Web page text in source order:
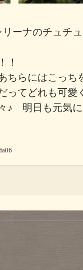
ーナのチュチ
！
らにはこっち
てどれも可愛
明日も元気に